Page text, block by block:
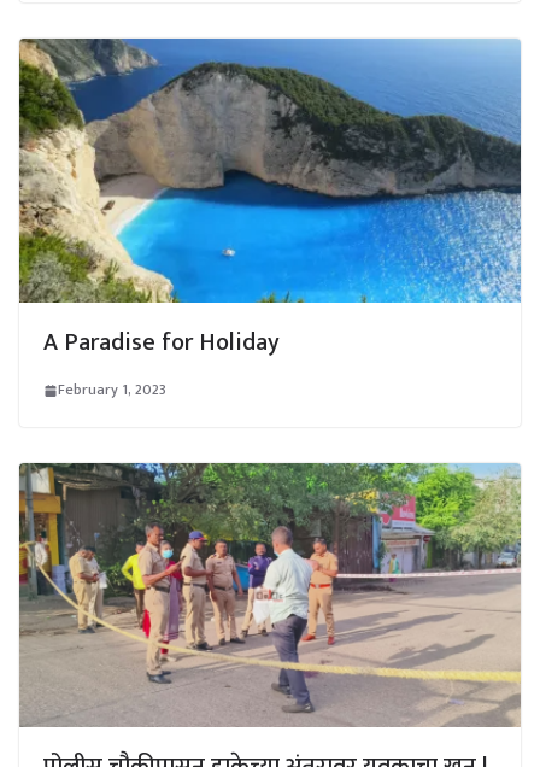
A Paradise for Holiday
February 1, 2023